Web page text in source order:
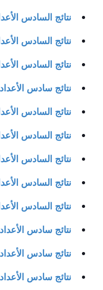
نتائج السادس
نتائج السادس
نتائج السادس
نتائج سادس
نتائج السادس
نتائج السادس
نتائج السادس
نتائج السادس
نتائج السادس
نتائج سادس
نتائج سادس
نتائج سادس